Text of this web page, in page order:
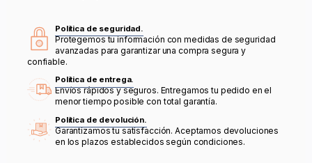
Política de seguridad.
Protegemos tu información con medidas de seguridad
avanzadas para garantizar una compra segura y
confiable.
Política de entrega.
Envíos rápidos y seguros. Entregamos tu pedido en el
menor tiempo posible con total garantía.
Política de devolución.
Garantizamos tu satisfacción. Aceptamos devoluciones
en los plazos establecidos según condiciones.